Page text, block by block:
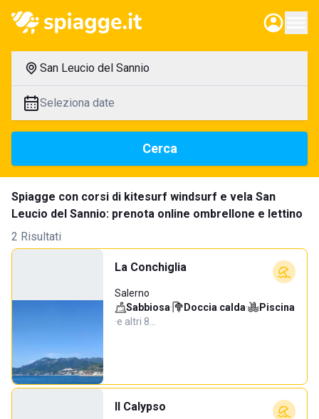
San Leucio del Sannio
Seleziona date
Cerca
Spiagge con corsi di kitesurf windsurf e vela San
Leucio del Sannio: prenota online ombrellone e lettino
2 Risultati
La Conchiglia
Salerno
Sabbiosa· Doccia calda·
Piscina
·e altri 8…
Il Calypso